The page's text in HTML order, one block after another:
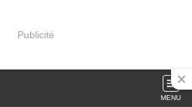
Publicité
MENU